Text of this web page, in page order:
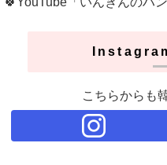
こちらからも